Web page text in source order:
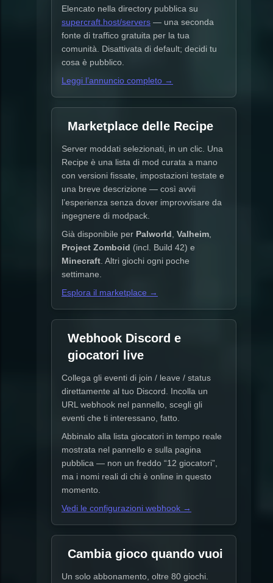
Elencato nella directory pubblica su
supercraft.host/servers — una seconda
fonte di traffico gratuita per la tua
comunità. Disattivata di default; decidi tu
cosa è pubblico.
Leggi l’annuncio completo →
Marketplace delle Recipe
Server moddati selezionati, in un clic. Una
Recipe è una lista di mod curata a mano
con versioni fissate, impostazioni testate e
una breve descrizione — così avvii
l’esperienza senza dover improvvisare da
ingegnere di modpack.
Già disponibile per Palworld, Valheim,
Project Zomboid (incl. Build 42) e
Minecraft. Altri giochi ogni poche
settimane.
Esplora il marketplace →
Webhook Discord e
giocatori live
Collega gli eventi di join / leave / status
direttamente al tuo Discord. Incolla un
URL webhook nel pannello, scegli gli
eventi che ti interessano, fatto.
Abbinalo alla lista giocatori in tempo reale
mostrata nel pannello e sulla pagina
pubblica — non un freddo “12 giocatori”,
ma i nomi reali di chi è online in questo
momento.
Vedi le configurazioni webhook →
Cambia gioco quando vuoi
Un solo abbonamento, oltre 80 giochi.